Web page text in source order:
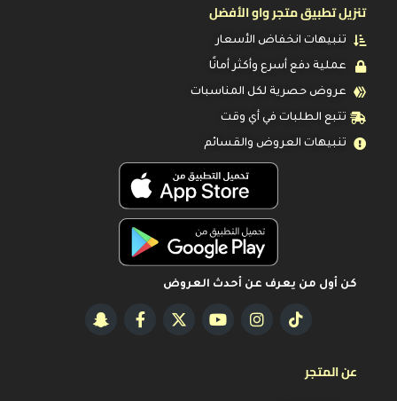
تنزيل تطبيق متجر واو الأفضل
تنبيهات انخفاض الأسعار
عملية دفع أسرع وأكثر أمانًا
عروض حصرية لكل المناسبات
تتبع الطلبات في أي وقت
تنبيهات العروض والقسائم
كن أول من يعرف عن أحدث العروض
عن المتجر